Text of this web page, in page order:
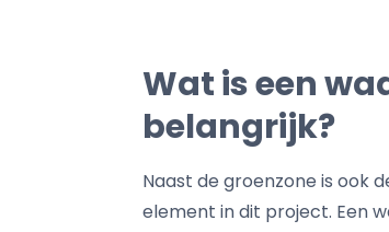
Wat is een
belangrijk?
Naast de groenzone is ook
element in dit project. Een